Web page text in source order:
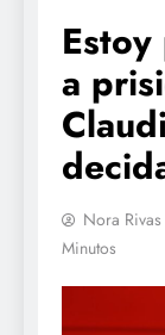
a
Nora Rivas
Minutos